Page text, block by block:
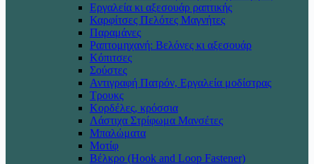
Εργαλεία κι αξεσουάρ ραπτικής
Καρφίτσες Πελότες Μαγνήτες
Παραμάνες
Ραπτομηχανή: Βελόνες κι αξεσουάρ
Κόπιτσες
Σούστες
Αντιγραφή Πατρόν, Εργαλεία μοδίστρας
Τρουκς
Κορδέλες, κρόσσια
Λάστιχα Στρίφωμα Μανσέτες
Μπαλώματα
Mοτίφ
Βέλκρο (Hook and Loop Fastener)